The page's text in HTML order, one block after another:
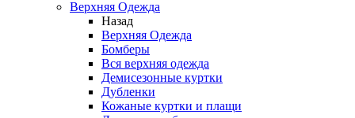
Верхняя Одежда
Назад
Верхняя Одежда
Бомберы
Вся верхняя одежда
Демисезонные куртки
Дубленки
Кожаные куртки и плащи